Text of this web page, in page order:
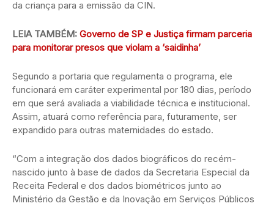
da criança para a emissão da CIN.
LEIA TAMBÉM: Governo de SP e Justiça firmam parceria
para monitorar presos que violam a ‘saidinha’
Segundo a portaria que regulamenta o programa, ele
funcionará em caráter experimental por 180 dias, período
em que será avaliada a viabilidade técnica e institucional.
Assim, atuará como referência para, futuramente, ser
expandido para outras maternidades do estado.
“Com a integração dos dados biográficos do recém-
nascido junto à base de dados da Secretaria Especial da
Receita Federal e dos dados biométricos junto ao
Ministério da Gestão e da Inovação em Serviços Públicos